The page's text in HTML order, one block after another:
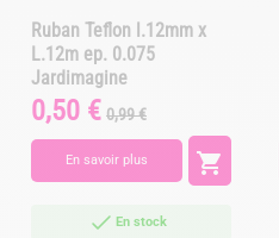
Ruban Teflon l.12mm x
L.12m ep. 0.075
Jardimagine
Prix
0,50 € Prix
base
0,99 €
En savoir plus 
En stock